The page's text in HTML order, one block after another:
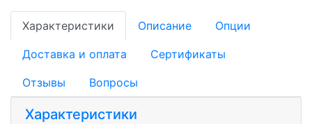
Характеристики Описание Опции
Доставка и оплата Сертификаты
Отзывы Вопросы
Характеристики